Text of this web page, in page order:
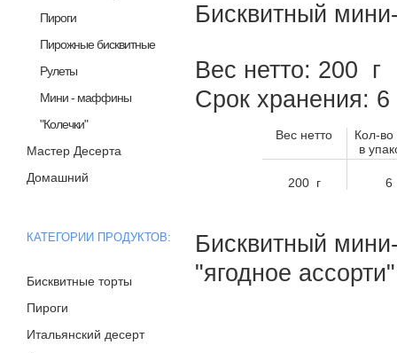
Бисквитный
Вес нетто: 200 г
Срок хранения:
Вес нетто
Кол-во
в
200 г 6
Бисквитный
"ягодное
Пироги
Пирожные бисквитные
Рулеты
Мини - маффины
"Колечки"
Мастер Десерта
Домашний
КАТЕГОРИИ ПРОДУКТОВ:
Бисквитные торты
Пироги
Итальянский десерт